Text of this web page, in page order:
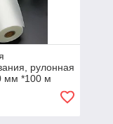
рулонная
мм *100 м